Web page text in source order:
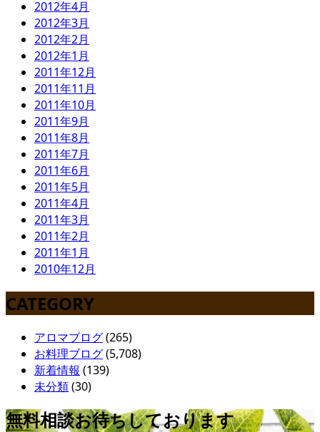
2012年4月
2012年3月
2012年2月
2012年1月
2011年12月
2011年11月
2011年10月
2011年9月
2011年8月
2011年7月
2011年6月
2011年5月
2011年4月
2011年3月
2011年2月
2011年1月
2010年12月
CATEGORY
アロマブログ(265)
お料理ブログ(5,708)
新着情報 (139)
未分類(30)
無料相談お待ちしております